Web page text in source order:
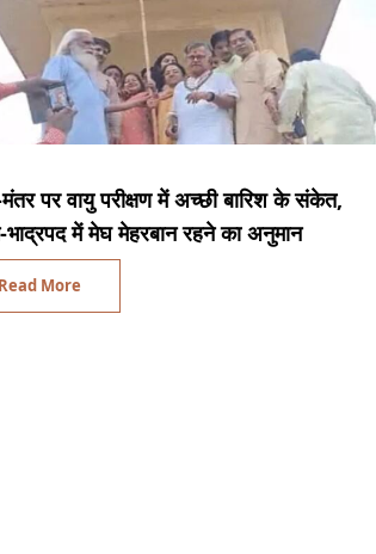
पर वायु परीक्षण में अच्छी बारिश के संकेत,
भाद्रपद में मेघ मेहरबान रहने का अनुमान
Read More